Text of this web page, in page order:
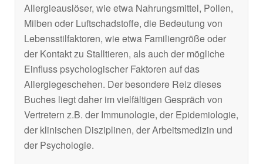
Allergieauslöser, wie etwa Nahrungsmittel, Pollen,
Milben oder Luftschadstoffe, die Bedeutung von
Lebensstilfaktoren, wie etwa Familiengröße oder
der Kontakt zu Stalltieren, als auch der mögliche
Einfluss psychologischer Faktoren auf das
Allergiegeschehen. Der besondere Reiz dieses
Buches liegt daher im vielfältigen Gespräch von
Vertretern z.B. der Immunologie, der Epidemiologie,
der klinischen Disziplinen, der Arbeitsmedizin und
der Psychologie.